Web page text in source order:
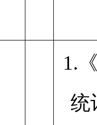
1.
统